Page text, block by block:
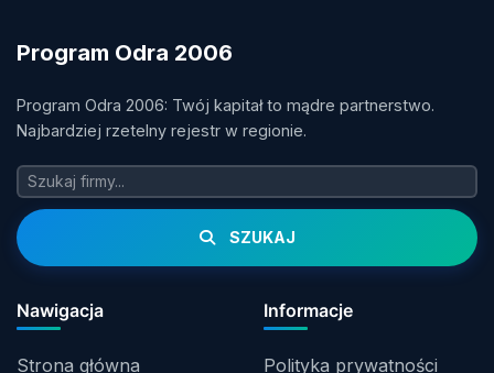
Program Odra 2006
Program Odra 2006: Twój kapitał to mądre partnerstwo.
Najbardziej rzetelny rejestr w regionie.
SZUKAJ
Nawigacja
Strona główna
Informacje
Polityka prywatności